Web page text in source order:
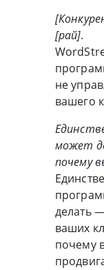
[рай].
не
вашего
может
почему
делать
ваших
почему